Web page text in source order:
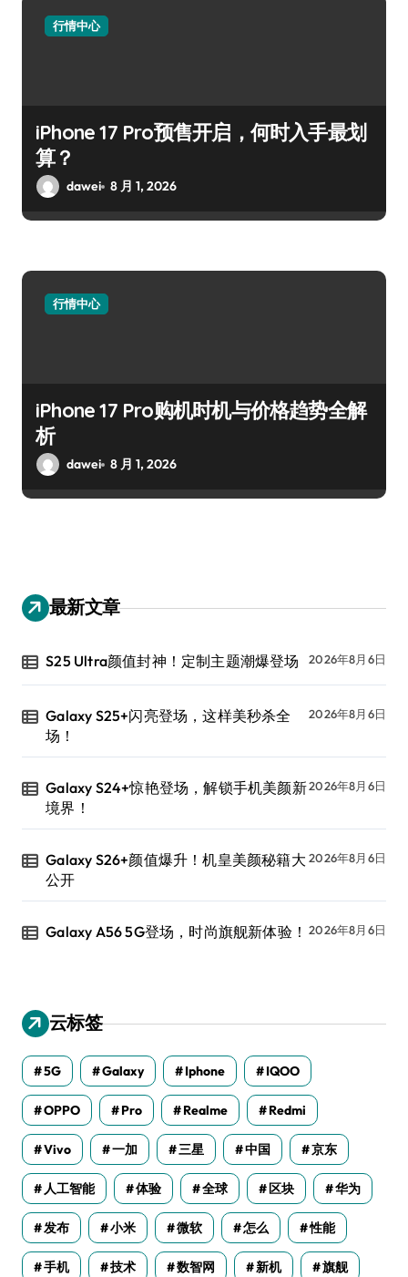
行情中心
iPhone 17 Pro预售开启，何时入手最划
算？
dawei 8 月 1, 2026
行情中心
iPhone 17 Pro购机时机与价格趋势全解
析
dawei 8 月 1, 2026
最新文章
S25 Ultra颜值封神！定制主题潮爆登场 2026年8月6日
Galaxy S25+闪亮登场，这样美秒杀全
场！
2026年8月6日
Galaxy S24+惊艳登场，解锁手机美颜新
境界！
2026年8月6日
Galaxy S26+颜值爆升！机皇美颜秘籍大
公开
2026年8月6日
Galaxy A56 5G登场，时尚旗舰新体验！ 2026年8月6日
云标签
5G Galaxy Iphone IQOO
OPPO Pro Realme Redmi
Vivo 一加 三星 中国 京东
人工智能 体验 全球 区块 华为
发布 小米 微软 怎么 性能
手机 技术 数智网 新机 旗舰